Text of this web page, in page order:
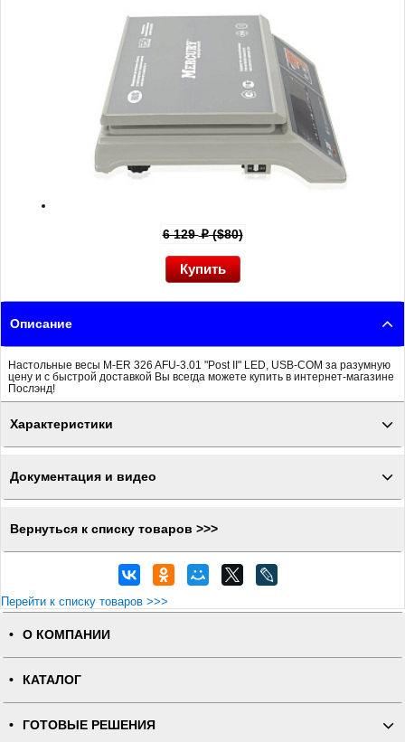
6 129p($80)
Описание
Настольные весы M-ER 326 AFU-3.01 "Post II" LED, USB-COM за разумную
цену и с быстрой доставкой Вы всегда можете купить в интернет-магазине
Послэнд!
Характеристики
Документация и видео
Вернуться к списку товаров >>>
Перейти к списку товаров >>>
О КОМПАНИИ
КАТАЛОГ
ГОТОВЫЕ РЕШЕНИЯ